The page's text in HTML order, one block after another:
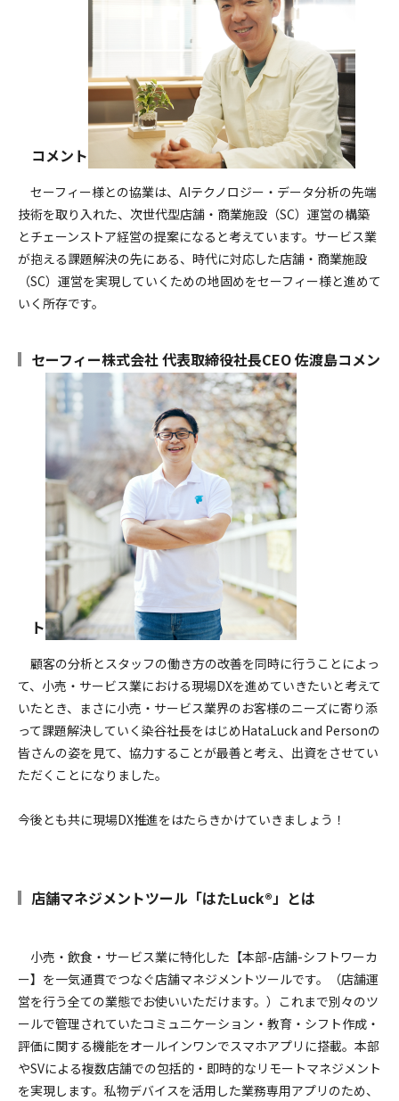
コメント
セーフィー様との協業は、AIテクノロジー・データ分析の先端
技術を取り入れた、次世代型店舗・商業施設（SC）運営の構築
とチェーンストア経営の提案になると考えています。サービス業
が抱える課題解決の先にある、時代に対応した店舗・商業施設
（SC）運営を実現していくための地固めをセーフィー様と進めて
いく所存です。
セーフィー株式会社 代表取締役社長CEO 佐渡島コメン
ト
顧客の分析とスタッフの働き方の改善を同時に行うことによっ
て、小売・サービス業における現場DXを進めていきたいと考えて
いたとき、まさに小売・サービス業界のお客様のニーズに寄り添
って課題解決していく染谷社長をはじめHataLuck and Personの
皆さんの姿を見て、協力することが最善と考え、出資をさせてい
ただくことになりました。
今後とも共に現場DX推進をはたらきかけていきましょう！
店舗マネジメントツール「はたLuck®」とは
小売・飲食・サービス業に特化した【本部-店舗-シフトワーカ
ー】を一気通貫でつなぐ店舗マネジメントツールです。（店舗運
営を行う全ての業態でお使いいただけます。）これまで別々のツ
ールで管理されていたコミュニケーション・教育・シフト作成・
評価に関する機能をオールインワンでスマホアプリに搭載。本部
やSVによる複数店舗での包括的・即時的なリモートマネジメント
を実現します。私物デバイスを活用した業務専用アプリのため、